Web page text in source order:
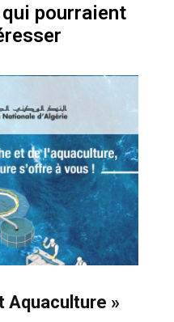
pourraient
Aquaculture »